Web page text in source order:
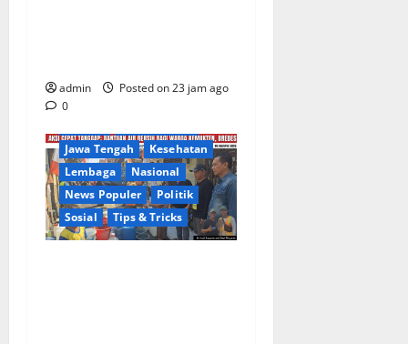
admin
Posted on 23 jam ago
0Berita Terkini
Jawa Tengah
Kesehatan
Lembaga
Nasional
News Populer
Politik
Sosial
Tips & Tricks